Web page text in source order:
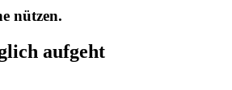
nützen.
aufgeht